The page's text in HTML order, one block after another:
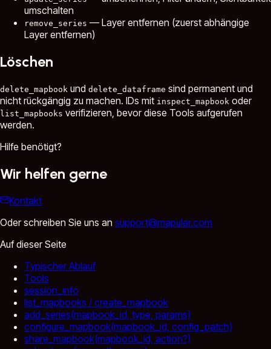
umschalten
remove_series — Layer entfernen (zuerst abhängige
Layer entfernen)
Löschen
delete_mapbook und delete_dataframe sind permanent und
nicht rückgängig zu machen. IDs mit inspect_mapbook oder
list_mapbooks verifizieren, bevor diese Tools aufgerufen
werden.
Hilfe benötigt?
Wir helfen gerne
Kontakt
Oder schreiben Sie uns an support@mapular.com
Auf dieser Seite
Typischer Ablauf
Tools
session_info
list_mapbooks / create_mapbook
add_series(mapbook_id, type, params)
configure_mapbook(mapbook_id, config_patch)
share_mapbook(mapbook_id, action?)